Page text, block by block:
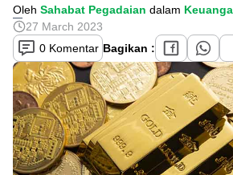
Oleh Sahabat Pegadaian dalam
27 March 2023
0 Komentar Bagikan :